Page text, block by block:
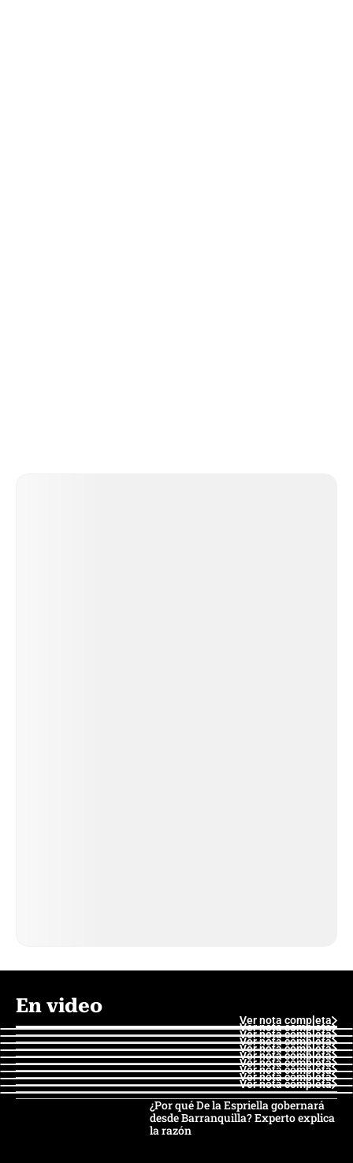
En video
Ver nota completa
Ver nota completa
Ver nota completa
Ver nota completa
Ver nota completa
Ver nota completa
Ver nota completa
Ver nota completa
Ver nota completa
Ver nota completa
¿Por qué De la Espriella gobernará
desde Barranquilla? Experto explica
la razón